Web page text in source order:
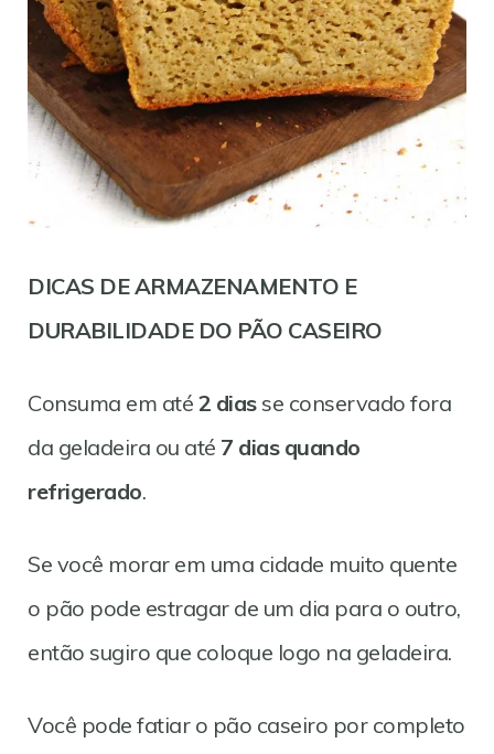
DICAS DE ARMAZENAMENTO E
DURABILIDADE DO PÃO CASEIRO
Consuma em até 2 diasse conservado fora
da geladeira ou até 7 dias quando
refrigerado.
Se você morar em uma cidade muito quente
o pão pode estragar de um dia para o outro,
então sugiro que coloque logo na geladeira.
Você pode fatiar o pão caseiro por completo